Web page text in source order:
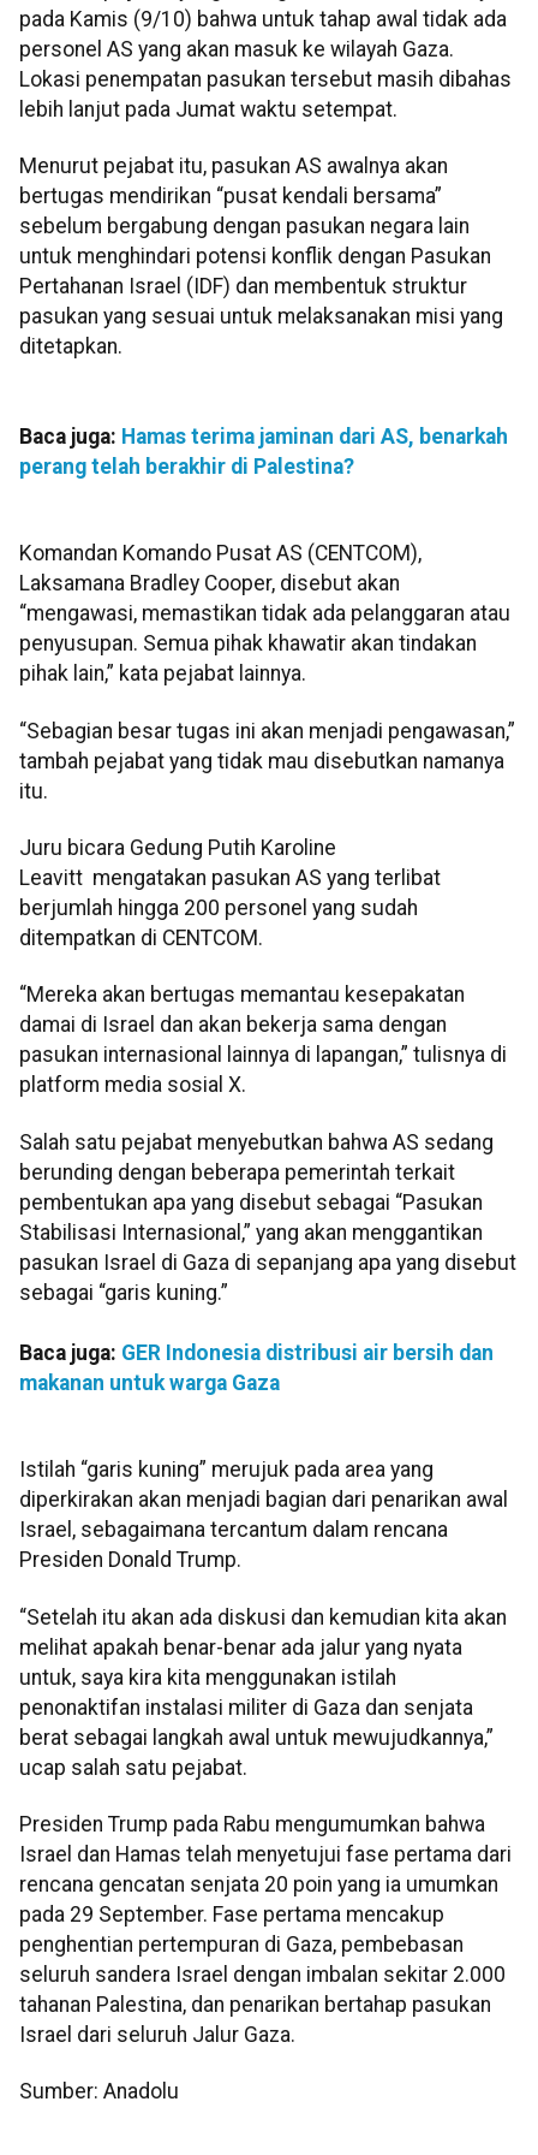
pada Kamis (9/10) bahwa untuk tahap awal tidak ada
personel AS yang akan masuk ke wilayah Gaza.
Lokasi penempatan pasukan tersebut masih dibahas
lebih lanjut pada Jumat waktu setempat.
Menurut pejabat itu, pasukan AS awalnya akan
bertugas mendirikan “pusat kendali bersama”
sebelum bergabung dengan pasukan negara lain
untuk menghindari potensi konflik dengan Pasukan
Pertahanan Israel (IDF) dan membentuk struktur
pasukan yang sesuai untuk melaksanakan misi yang
ditetapkan.
Baca juga: Hamas terima jaminan dari AS, benarkah
perang telah berakhir di Palestina?
Komandan Komando Pusat AS (CENTCOM),
Laksamana Bradley Cooper, disebut akan
“mengawasi, memastikan tidak ada pelanggaran atau
penyusupan. Semua pihak khawatir akan tindakan
pihak lain,” kata pejabat lainnya.
“Sebagian besar tugas ini akan menjadi pengawasan,”
tambah pejabat yang tidak mau disebutkan namanya
itu.
Juru bicara Gedung Putih Karoline
Leavitt mengatakan pasukan AS yang terlibat
berjumlah hingga 200 personel yang sudah
ditempatkan di CENTCOM.
“Mereka akan bertugas memantau kesepakatan
damai di Israel dan akan bekerja sama dengan
pasukan internasional lainnya di lapangan,” tulisnya di
platform media sosial X.
Salah satu pejabat menyebutkan bahwa AS sedang
berunding dengan beberapa pemerintah terkait
pembentukan apa yang disebut sebagai “Pasukan
Stabilisasi Internasional,” yang akan menggantikan
pasukan Israel di Gaza di sepanjang apa yang disebut
sebagai “garis kuning.”
Baca juga: GER Indonesia distribusi air bersih dan
makanan untuk warga Gaza
Istilah “garis kuning” merujuk pada area yang
diperkirakan akan menjadi bagian dari penarikan awal
Israel, sebagaimana tercantum dalam rencana
Presiden Donald Trump.
“Setelah itu akan ada diskusi dan kemudian kita akan
melihat apakah benar-benar ada jalur yang nyata
untuk, saya kira kita menggunakan istilah
penonaktifan instalasi militer di Gaza dan senjata
berat sebagai langkah awal untuk mewujudkannya,”
ucap salah satu pejabat.
Presiden Trump pada Rabu mengumumkan bahwa
Israel dan Hamas telah menyetujui fase pertama dari
rencana gencatan senjata 20 poin yang ia umumkan
pada 29 September. Fase pertama mencakup
penghentian pertempuran di Gaza, pembebasan
seluruh sandera Israel dengan imbalan sekitar 2.000
tahanan Palestina, dan penarikan bertahap pasukan
Israel dari seluruh Jalur Gaza.
Sumber: Anadolu